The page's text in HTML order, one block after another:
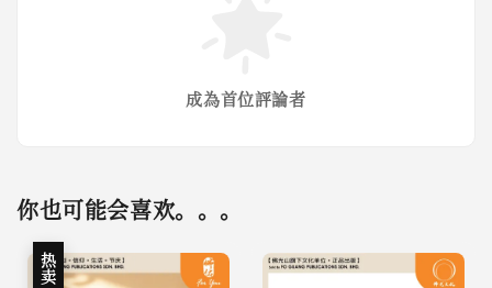
成為首位評論者
你也可能会喜欢。。。
热卖